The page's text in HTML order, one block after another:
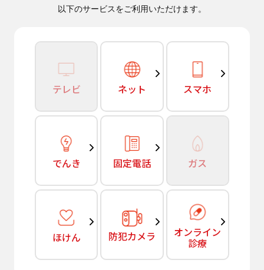
以下のサービスをご利用いただけます。
テレビ ネット スマホ
でんき 固定電話 ガス
ほけん 防犯カメラ オンライン
診療